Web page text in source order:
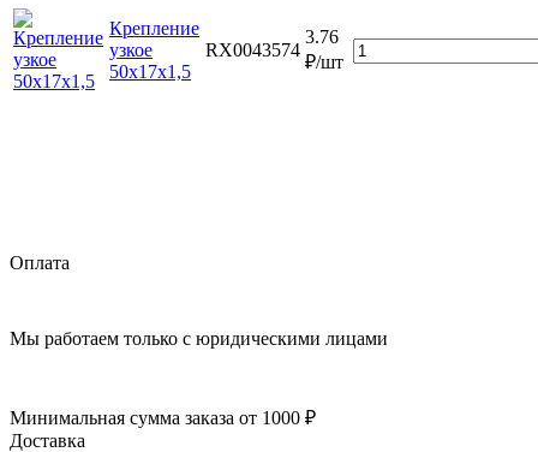
Крепление
узкое
50х17х1,5
RX0043574
3.76
₽/шт
Оплата
Мы работаем только с юридическими лицами
Минимальная сумма заказа от 1000 ₽
Доставка